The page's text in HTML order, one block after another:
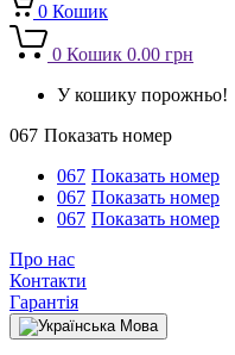
0 Кошик
0 Кошик 0.00 грн
У кошику порожньо!
067 Показать номер
067 Показать номер
067 Показать номер
067 Показать номер
Про нас
Контакти
Гарантія
Мова